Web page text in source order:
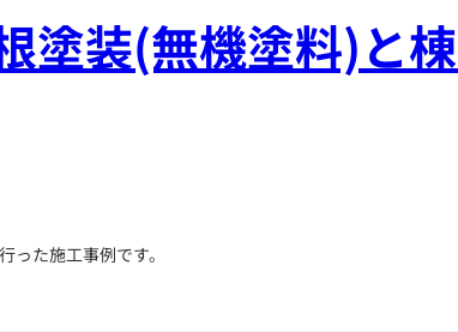
塗装(無機塗料)と
た施工事例です。